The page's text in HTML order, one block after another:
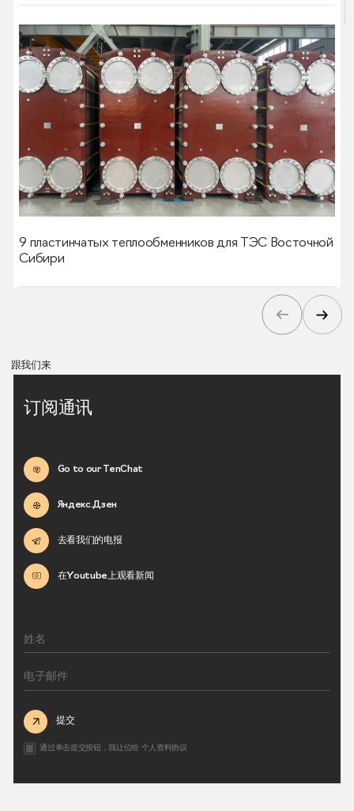
9 пластинчатых теплообменников для ТЭС Восточной
Сибири
跟我们来
订阅通讯
Go to our TenChat
Яндекс.Дзен
去看我们的电报
在Youtube上观看新闻
提交
通过单击提交按钮，我让位给 个人资料协议